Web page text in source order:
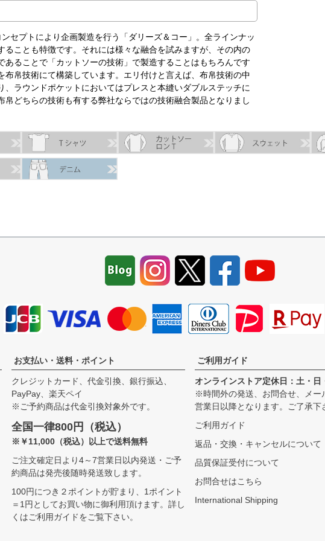
セプトにより企画製造を行う「ダリーズ＆コー」。全ラインナッ
ることも特徴です。それには様々な融合を試みますが、その内の
ることで「カットソーの技術」で製造することはもちろんです
帛技術にて構築しています。エリ付けと言えば、布帛技術の中
ラウンドポケットにおいてはプレスと本縫いダブルステッチに
どちらの技術も有する弊社ならではの技術融合製品となりまし
お支払い・送料・ポイント
クレジットカード、代金引換、銀行振込、
PayPay、楽天ペイ
※ご予約商品は代金引換対象外です。
全国一律800円（税込）
※￥11,000（税込）以上で送料無料
ご注文確定日より4～7営業日以内発送・ご予
約商品は発売後随時発送致します。
100円につき２ポイントが貯まり、1ポイント
＝1円としてお買い物に御利用頂けます。 詳し
くはご利用ガイドをご覧下さい。
ご利用ガイド
オンラインストア定休日：土・日
※時間外の発送、お問合せ、メー
営業日以降となります。ご了承下
ご利用ガイド
返品・交換・キャンセルについて
品質保証受付について
お問合せはこちら
International Shipping